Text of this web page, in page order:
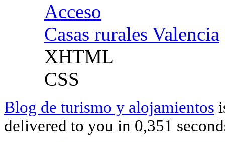
Acceso
Casas rurales Valencia
XHTML
CSS
Blog de turismo y alojamientos
delivered to you in 0,351